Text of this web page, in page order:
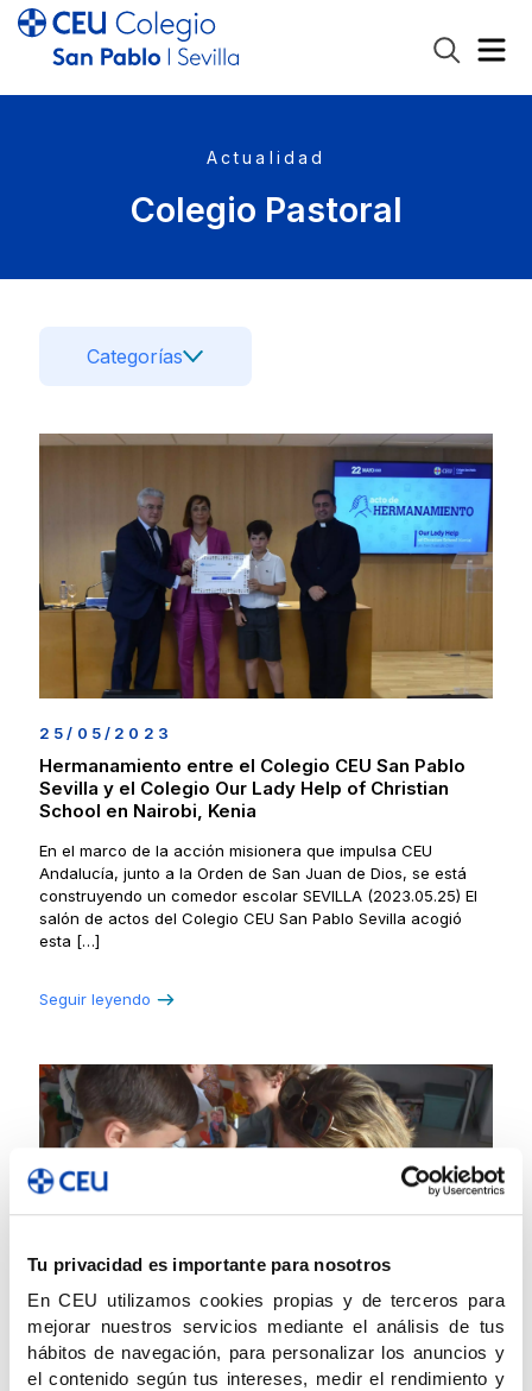
Tu privacidad es importante para nosotros
En CEU utilizamos cookies propias y de terceros para
mejorar nuestros servicios mediante el análisis de tus
hábitos de navegación, para personalizar los anuncios y
el contenido según tus intereses, medir el rendimiento y
Actualidad
Colegio Pastoral
Categorías
25/05/2023
Hermanamiento entre el Colegio CEU San Pablo
Sevilla y el Colegio Our Lady Help of Christian
School en Nairobi, Kenia
En el marco de la acción misionera que impulsa CEU
Andalucía, junto a la Orden de San Juan de Dios, se está
construyendo un comedor escolar SEVILLA (2023.05.25) El
salón de actos del Colegio CEU San Pablo Sevilla acogió
esta […]
Seguir leyendo